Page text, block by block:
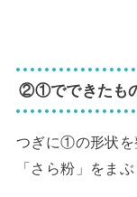
②①でできたも
つぎに①の形状を
「さら粉」をま